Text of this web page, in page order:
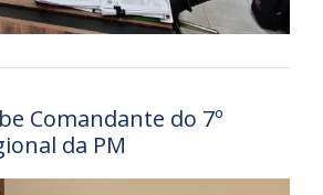
Comandante do 7º
da PM